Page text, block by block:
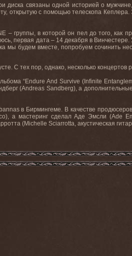
диска связаны одной историей о
открытую с помощью телескопа
– группы, в которой он пел до того, как
первая дата – 14 декабря в
будем вместе, попробуем сочинить
С тех пор, однако, несколько концертов
“Endure And Survive (Infinite
(Andreas Sandberg),а
в Бирмингеме. В качестве
а мастеринг сделал Аде Эмсли (Ade
(Michelle Sciarrotta, акустическая